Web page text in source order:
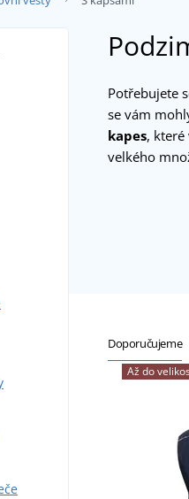
Potřebujete
se vám
kapes, které
velkého
Doporučujeme
Až do